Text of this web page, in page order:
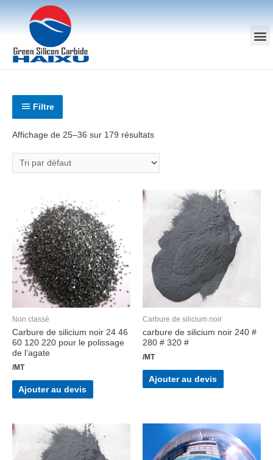
Filtre
Affichage de 25–36 sur 179 résultats
Non classé
Carbure de silicium noir 24 46
60 120 220 pour le polissage
de l’agate
/MT
Ajouter au devis
Carbure de silicium noir
carbure de silicium noir 240 #
280 # 320 #
/MT
Ajouter au devis